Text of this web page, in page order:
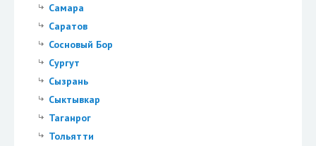
Самара
Саратов
Сосновый Бор
Сургут
Сызрань
Сыктывкар
Таганрог
Тольятти